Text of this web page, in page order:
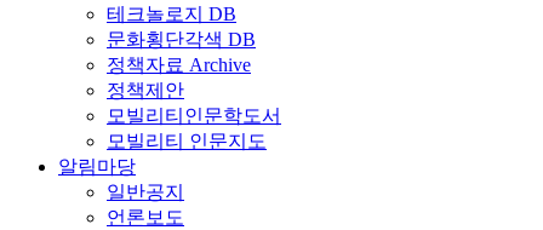
테크놀로지 DB
문화횡단각색 DB
정책자료 Archive
정책제안
모빌리티인문학도서
모빌리티 인문지도
알림마당
일반공지
언론보도